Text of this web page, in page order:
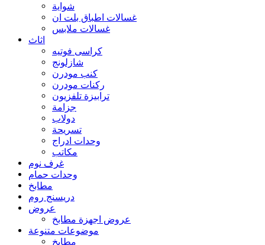
شواية
غسالات اطباق بلت ان
غسالات ملابس
اثاث
كراسى فوتيه
شازلونج
كنب مودرن
ركنات مودرن
ترابيزة تلفزيون
جزامة
دولاب
تسريحة
وحدات ادراج
مكاتب
غرف نوم
وحدات حمام
مطابخ
دريسنج روم
عروض
عروض اجهزة مطابخ
موضوعات متنوعة
مطابخ